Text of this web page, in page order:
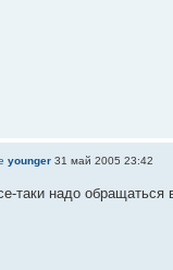
younger31 май 2005 23:42
таки надо